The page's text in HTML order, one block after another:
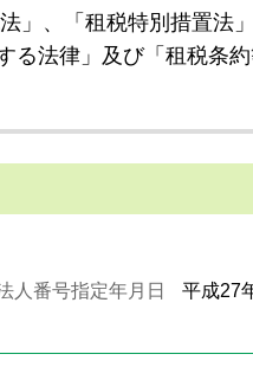
法」、「租税特別措置
る法律」及び「租税条
人番号指定年月日 平成27